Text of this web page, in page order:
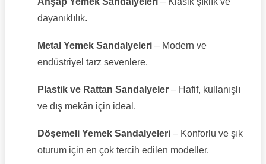
dayanıklılık.
Metal Yemek Sandalyeleri – Modern ve
endüstriyel tarz sevenlere.
Plastik ve Rattan Sandalyeler – Hafif, kullanışlı
ve dış mekân için ideal.
Döşemeli Yemek Sandalyeleri – Konforlu ve şık
oturum için en çok tercih edilen modeller.